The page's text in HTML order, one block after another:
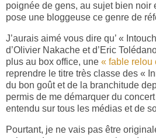
poignée de gens, au sujet bien noir
pose une bloggeuse ce genre de
J’aurais aimé vous dire qu’ «
d’Olivier Nakache et d’Eric
plus au box office, une « fable relou
reprendre le titre très classe des «
du bon goût et de la branchitude
permis de me démarquer du
entendu sur tous les médias et de
Pourtant, je ne vais pas être